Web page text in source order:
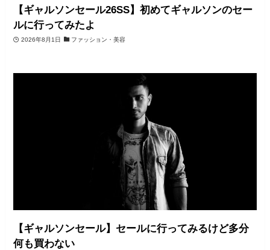
【ギャルソンセール26SS】初めてギャルソンのセー
ルに行ってみたよ
2026年8月1日 ファッション・美容
【ギャルソンセール】セールに行ってみるけど多分
何も買わない